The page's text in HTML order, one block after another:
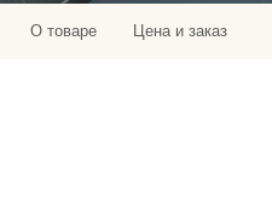
О товаре Цена и заказ